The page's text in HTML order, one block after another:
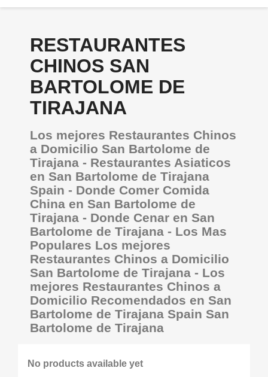
RESTAURANTES
CHINOS SAN
BARTOLOME DE
TIRAJANA
Los mejores Restaurantes Chinos
a Domicilio San Bartolome de
Tirajana - Restaurantes Asiaticos
en San Bartolome de Tirajana
Spain - Donde Comer Comida
China en San Bartolome de
Tirajana - Donde Cenar en San
Bartolome de Tirajana - Los Mas
Populares Los mejores
Restaurantes Chinos a Domicilio
San Bartolome de Tirajana - Los
mejores Restaurantes Chinos a
Domicilio Recomendados en San
Bartolome de Tirajana Spain San
Bartolome de Tirajana
No products available yet